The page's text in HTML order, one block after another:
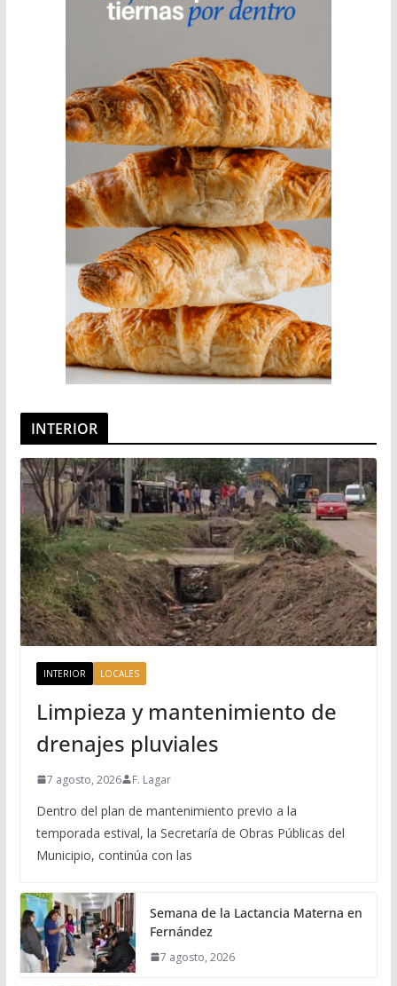
INTERIOR
INTERIOR LOCALES
Limpieza y mantenimiento de
drenajes pluviales
7 agosto, 2026 F. Lagar
Dentro del plan de mantenimiento previo a la
temporada estival, la Secretaría de Obras Públicas del
Municipio, continúa con las
Semana de la Lactancia Materna en
Fernández
7 agosto, 2026